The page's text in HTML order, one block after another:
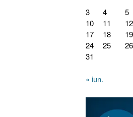
3
4 5
10
11 12
17
18 19
24
25 26
31
« iun.